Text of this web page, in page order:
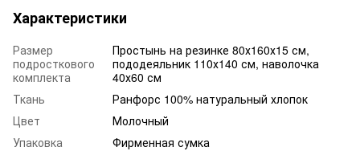
Характеристики
Размер
подросткового
комплекта
Простынь на резинке 80х160х15 см,
пододеяльник 110х140 см, наволочка
40х60 см
Ткань
Ранфорс 100% натуральный хлопок
Цвет
Молочный
Упаковка
Фирменная сумка